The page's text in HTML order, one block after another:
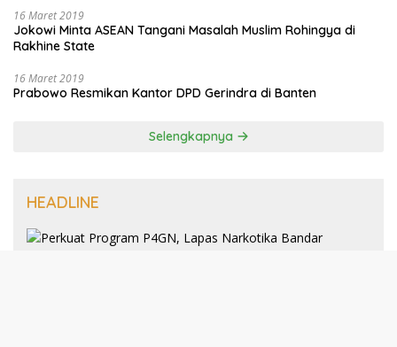
16 Maret 2019
Jokowi Minta ASEAN Tangani Masalah Muslim Rohingya di
Rakhine State
16 Maret 2019
Prabowo Resmikan Kantor DPD Gerindra di Banten
Selengkapnya
HEADLINE